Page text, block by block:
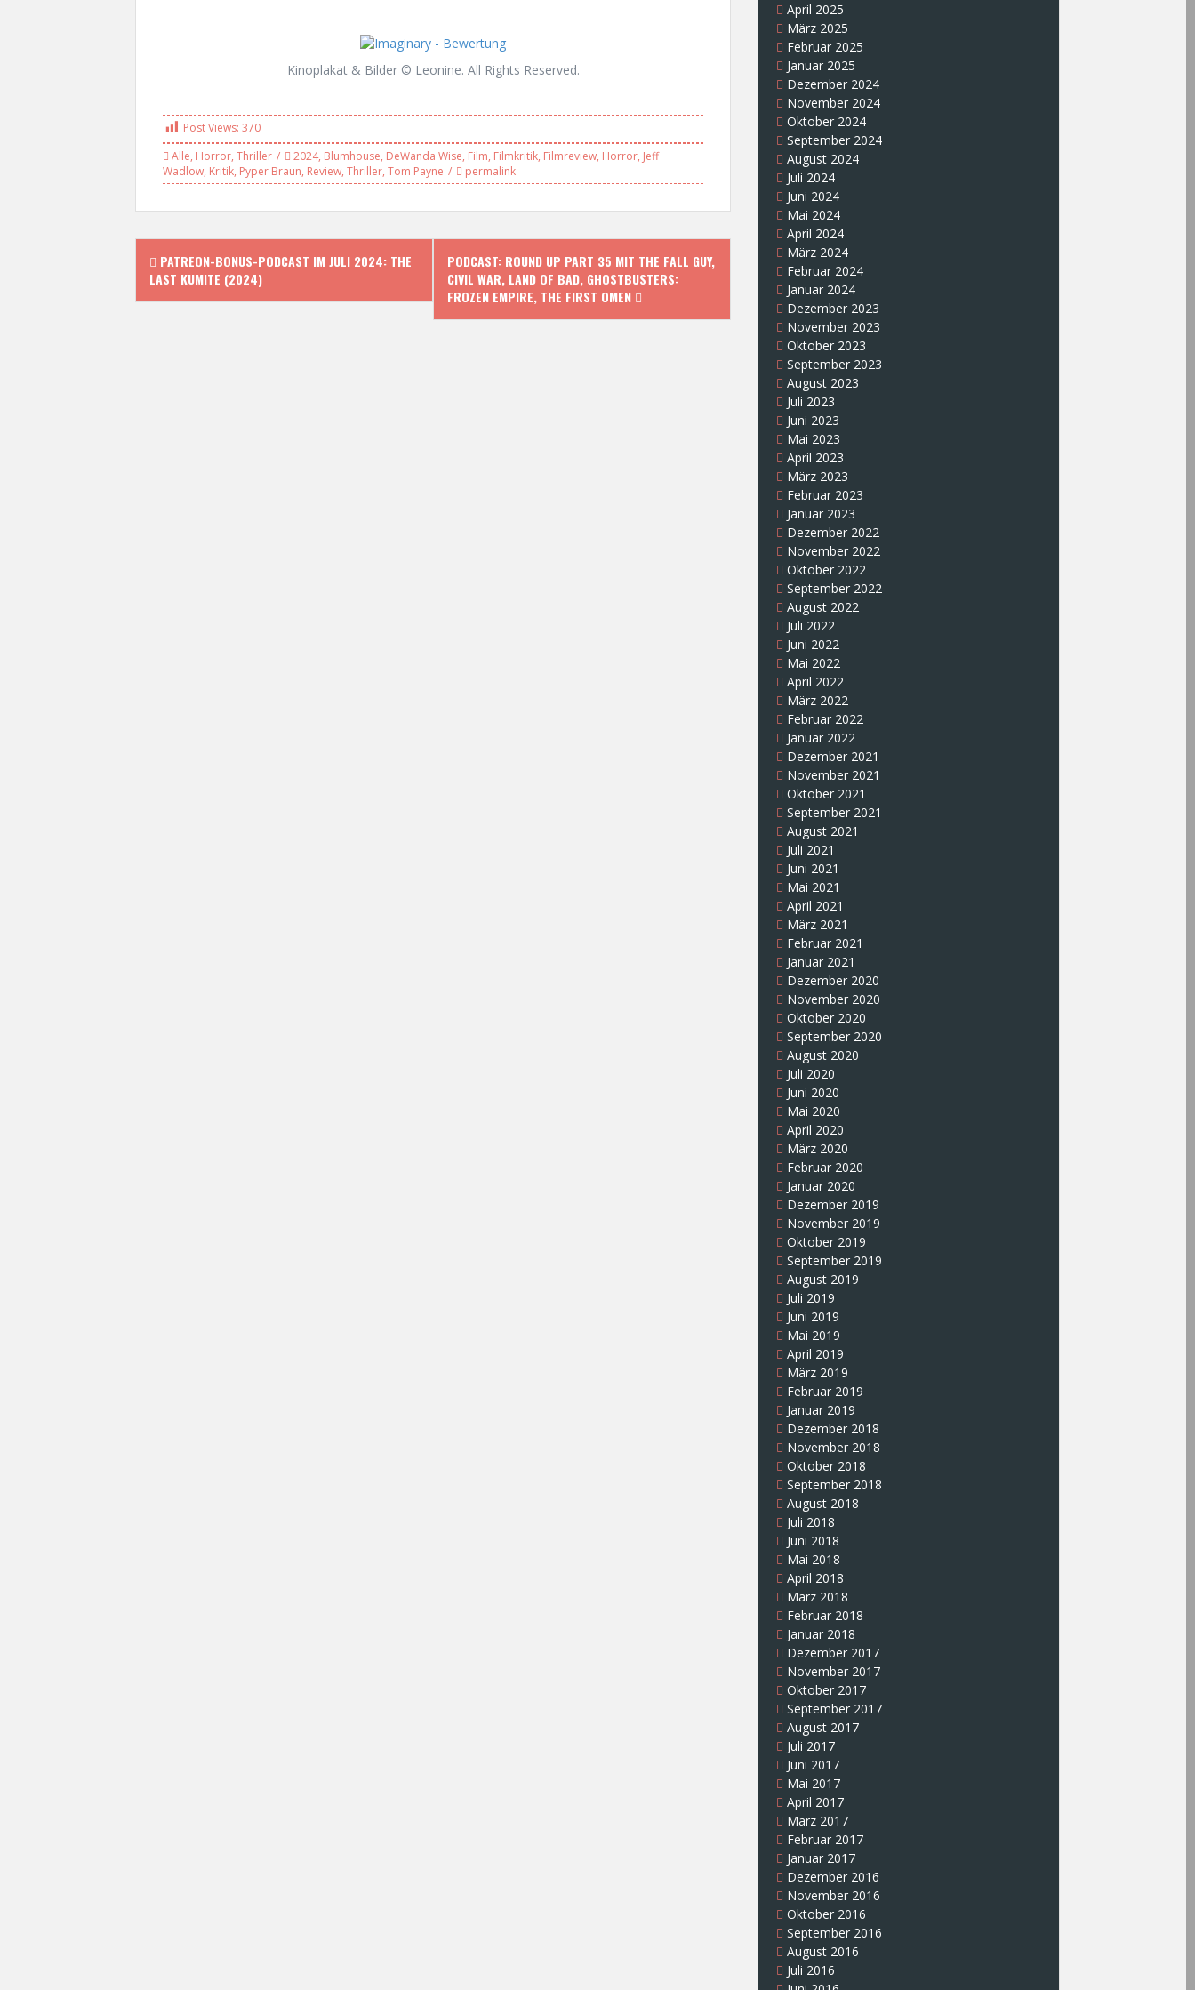
Kinoplakat & Bilder © Leonine. All Rights Reserved.
Post Views: 370
Alle, Horror, Thriller 2024, Blumhouse, DeWanda Wise, Film, Filmkritik, Filmreview, Horror, Jeff
Wadlow, Kritik, Pyper Braun, Review, Thriller, Tom Payne permalink
P
o
PATREON-BONUS-PODCAST IM JULI 2024: THE
LAST KUMITE (2024)
PODCAST: ROUND UP PART 35 MIT THE FALL GUY,
CIVIL WAR, LAND OF BAD, GHOSTBUSTERS:
FROZEN EMPIRE, THE FIRST OMEN
April 2025
März 2025
Februar 2025
Januar 2025
Dezember 2024
November 2024
Oktober 2024
September 2024
August 2024
Juli 2024
Juni 2024
Mai 2024
April 2024
März 2024
Februar 2024
Januar 2024
Dezember 2023
November 2023
Oktober 2023
September 2023
August 2023
Juli 2023
Juni 2023
Mai 2023
April 2023
März 2023
Februar 2023
Januar 2023
Dezember 2022
November 2022
Oktober 2022
September 2022
August 2022
Juli 2022
Juni 2022
Mai 2022
April 2022
März 2022
Februar 2022
Januar 2022
Dezember 2021
November 2021
Oktober 2021
September 2021
August 2021
Juli 2021
Juni 2021
Mai 2021
April 2021
März 2021
Februar 2021
Januar 2021
Dezember 2020
November 2020
Oktober 2020
September 2020
August 2020
Juli 2020
Juni 2020
Mai 2020
April 2020
März 2020
Februar 2020
Januar 2020
Dezember 2019
November 2019
Oktober 2019
September 2019
August 2019
Juli 2019
Juni 2019
Mai 2019
April 2019
März 2019
Februar 2019
Januar 2019
Dezember 2018
November 2018
Oktober 2018
September 2018
August 2018
Juli 2018
Juni 2018
Mai 2018
April 2018
März 2018
Februar 2018
Januar 2018
Dezember 2017
November 2017
Oktober 2017
September 2017
August 2017
Juli 2017
Juni 2017
Mai 2017
April 2017
März 2017
Februar 2017
Januar 2017
Dezember 2016
November 2016
Oktober 2016
September 2016
August 2016
Juli 2016